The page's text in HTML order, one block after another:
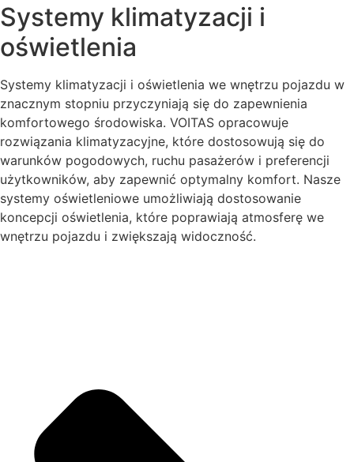
Systemy klimatyzacji i
oświetlenia
Systemy klimatyzacji i oświetlenia we wnętrzu pojazdu w
znacznym stopniu przyczyniają się do zapewnienia
komfortowego środowiska. VOITAS opracowuje
rozwiązania klimatyzacyjne, które dostosowują się do
warunków pogodowych, ruchu pasażerów i preferencji
użytkowników, aby zapewnić optymalny komfort. Nasze
systemy oświetleniowe umożliwiają dostosowanie
koncepcji oświetlenia, które poprawiają atmosferę we
wnętrzu pojazdu i zwiększają widoczność.